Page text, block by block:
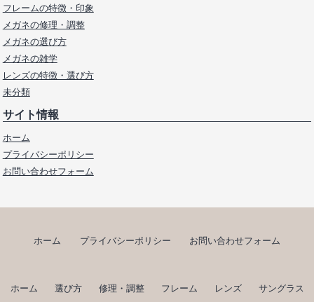
フレームの特徴・印象
メガネの修理・調整
メガネの選び方
メガネの雑学
レンズの特徴・選び方
未分類
サイト情報
ホーム
プライバシーポリシー
お問い合わせフォーム
ホーム プライバシーポリシー お問い合わせフォーム
ホーム 選び方 修理・調整 フレーム レンズ サングラス